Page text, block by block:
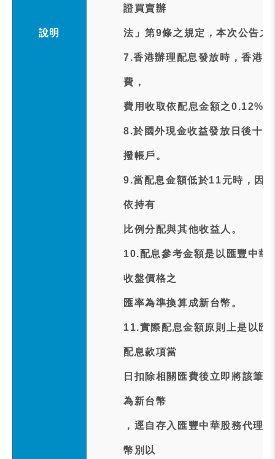
說明
證買賣辦
法」第9條之規定，本次公告
7.香港辦理配息發放時，香港
費，
費用收取依配息金額之0.12%
8.於國外現金收益發放日後十
撥帳戶。
9.當配息金額低於11元時，因
依持有
比例分配與其他收益人。
10.配息參考金額是以匯豐中
收盤價格之
匯率為準換算成新台幣。
11.實際配息金額原則上是以匯
配息款項當
日扣除相關匯費後立即將該筆
為新台幣
，逕自存入匯豐中華股務代理
幣別以